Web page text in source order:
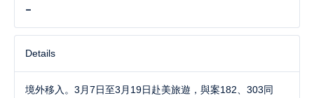
-
Details
境外移入。3月7日至3月19日赴美旅遊，與案182、303同